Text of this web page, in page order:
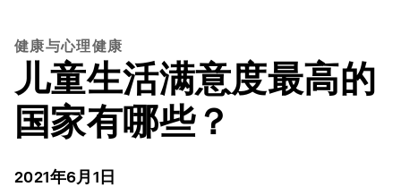
健康与心理健康
儿童生活满意度最高的
国家有哪些？
2021年6月1日